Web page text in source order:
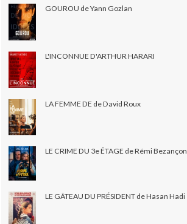
GOUROU de Yann Gozlan
L'INCONNUE D'ARTHUR HARARI
LA FEMME DE de David Roux
LE CRIME DU 3e ÉTAGE de Rémi Bezançon
LE GÂTEAU DU PRÉSIDENT de Hasan Hadi